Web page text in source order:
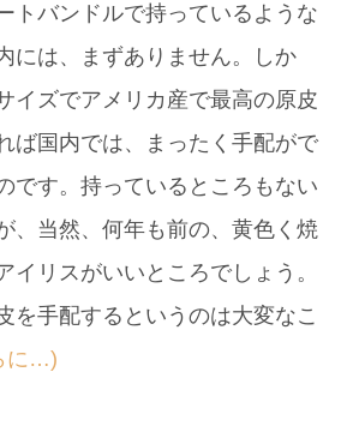
トバンドルで持っているような
には、まずありません。しか
イズでアメリカ産で最高の原皮
ば国内では、まったく手配がで
です。持っているところもない
、当然、何年も前の、黄色く焼
イリスがいいところでしょう。
を手配するというのは大変なこ
に…)